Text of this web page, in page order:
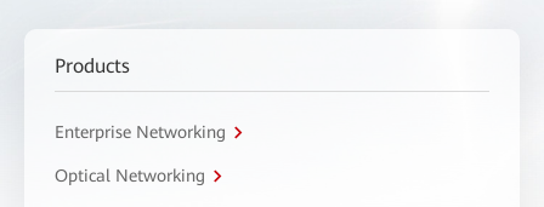
Products
Enterprise Networking
Optical Networking